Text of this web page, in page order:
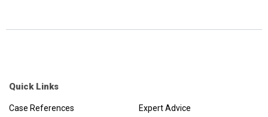
Quick Links
Case References Expert Advice